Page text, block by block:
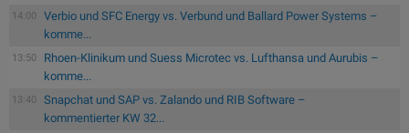
14:00
Verbio und SFC Energy vs. Verbund und Ballard Power Systems –
komme...
13:50
Rhoen-Klinikum und Suess Microtec vs. Lufthansa und Aurubis –
komme...
13:40
Snapchat und SAP vs. Zalando und RIB Software –
kommentierter KW 32...